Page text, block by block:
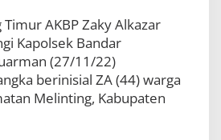
D
a
a
m
AKBP Zaky Alkazar
Kapolsek Bandar
(27/11/22)
berinisial ZA (44) warga
Melinting, Kabupaten